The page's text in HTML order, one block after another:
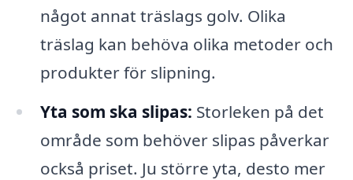
något annat träslags golv. Olika
träslag kan behöva olika metoder och
produkter för slipning.
Yta som ska slipas: Storleken på det
område som behöver slipas påverkar
också priset. Ju större yta, desto mer